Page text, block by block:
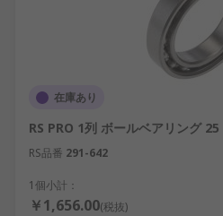
在庫あり
RS PRO 1列 ボールベアリング
RS品番 291-642
1個小計：
￥1,656.00(税抜)